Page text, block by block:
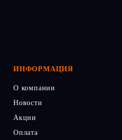
ИНФОРМАЦИЯ
О компании
Новости
Акции
Оплата